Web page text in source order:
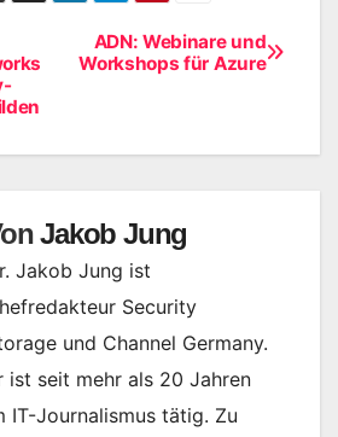
ADN: Webinare und
Workshops für Azure
Jakob Jung
Jakob Jung ist
Security
und Channel Germany.
ist seit mehr als 20 Jahren
IT-Journalismus tätig. Zu